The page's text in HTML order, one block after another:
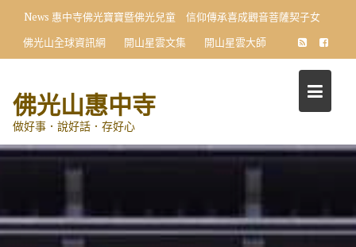
content
News 惠中寺佛光寶寶暨佛光兒童 信仰傳承喜成觀音菩薩契子女
佛光山全球資訊網
開山星雲文集 開山星雲大師
佛光山惠中寺
做好事．說好話．存好心